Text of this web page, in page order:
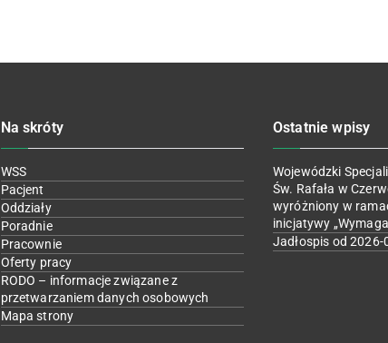
Na skróty
WSS
Pacjent
Oddziały
Poradnie
Pracownie
Oferty pracy
RODO – informacje związane z
przetwarzaniem danych osobowych
Mapa strony
Ostatnie wpisy
Wojewódzki
Św. Rafała w
wyróżniony w
inicjatywy
Jadłospis od